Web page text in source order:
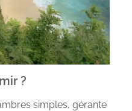
?
simples, gérante